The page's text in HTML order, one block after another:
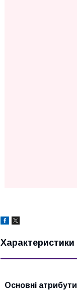
Характеристики
Основні атрибути